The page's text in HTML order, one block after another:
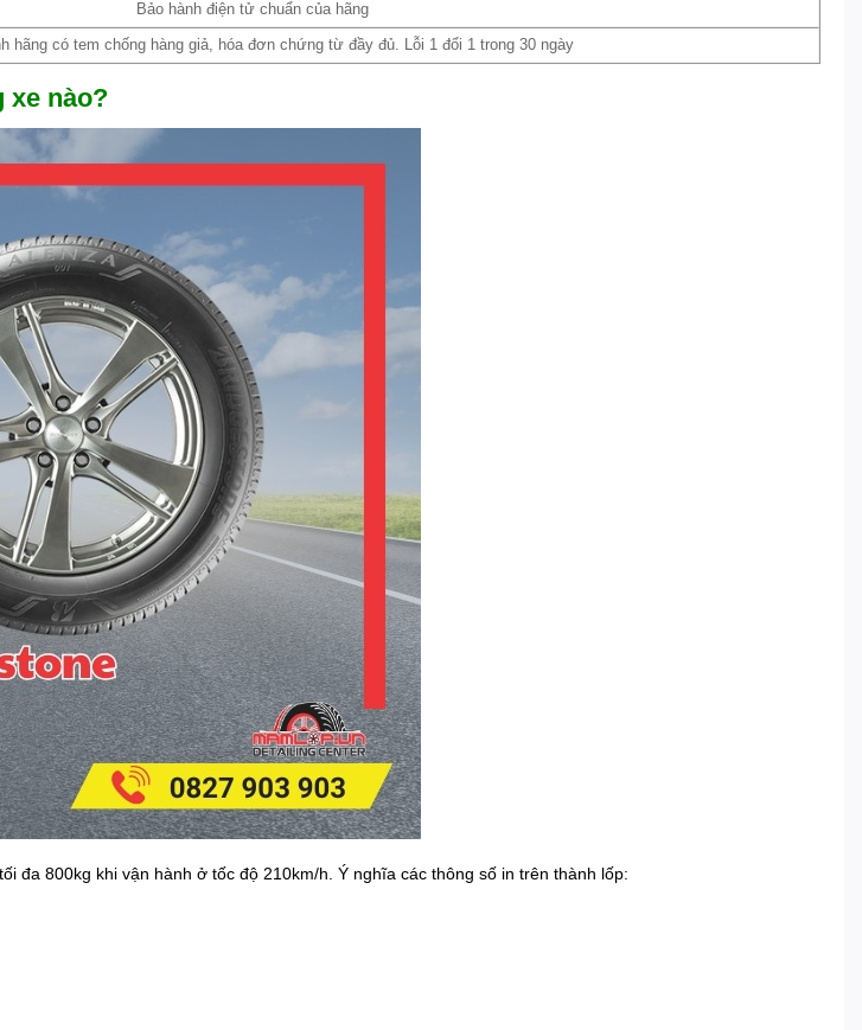
Bảo hành điện tử chuẩn của hãng
hãng có tem chống hàng giả, hóa đơn chứng từ đầy đủ. Lỗi 1 đổi 1 trong 30 ngày
xe nào?
đa 800kg khi vận hành ở tốc độ 210km/h. Ý nghĩa các thông số in trên thành lốp: